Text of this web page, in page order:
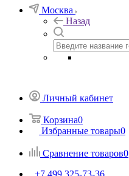
Москва
Назад
Личный кабинет
Корзина0
Избранные товары0
Сравнение товаров0
+7 499 325-73-36